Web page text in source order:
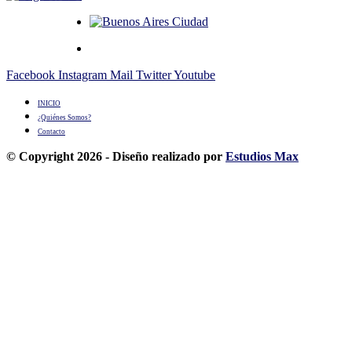
Facebook Instagram Mail TwitterYoutube
INICIO
¿Quiénes Somos?
Contacto
© Copyright 2026 - Diseño realizado por Estudios Max